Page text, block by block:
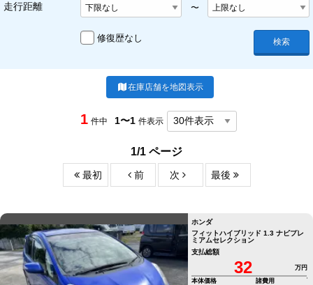
走行距離 〜
修復歴なし 検索
在庫店舗を地図表示
1 件中 1〜1 件表示
1/1 ページ
最初 前 次 最後
ホンダ
フィットハイブリッド 1.3 ナビプレ
ミアムセレクション
支払総額
32
万円
本体価格
諸費用